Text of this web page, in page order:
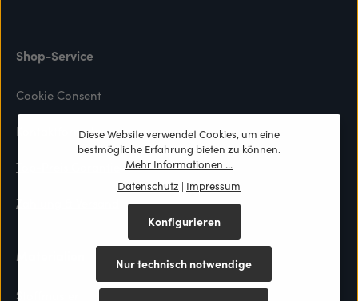
Shop-Service
Cookie Consent
Kontaktformular
Top-Preis Garantie
Zahlung & Versand
Materialien
Stoffmuster
Diese Website verwendet Cookies, um eine
bestmögliche Erfahrung bieten zu können.
Mehr Informationen ...
Datenschutz | Impressum
Nur technisch notwendige
Konfigurieren